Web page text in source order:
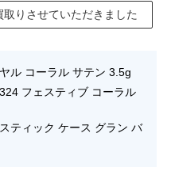
りさせていただきました
ル コーラル サテン 3.5g
フェスティブ コーラル
ティック ケース グラン バ